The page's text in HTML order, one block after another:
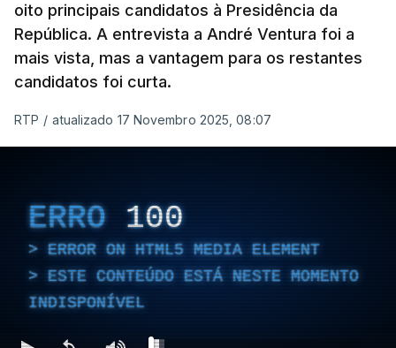
oito principais candidatos à Presidência da
República. A entrevista a André Ventura foi a
mais vista, mas a vantagem para os restantes
candidatos foi curta.
RTP / atualizado 17 Novembro 2025, 08:07
ERRO 100
ERROR ON HTML5 MEDIA ELEMENT
ESTE CONTEÚDO ESTÁ NESTE MOMENTO
INDISPONÍVEL